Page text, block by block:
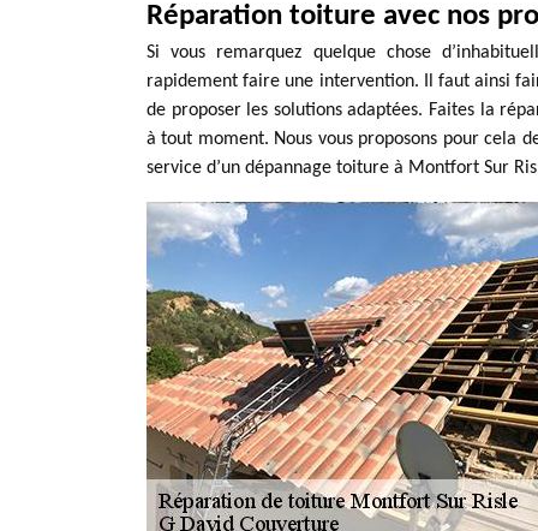
Réparation toiture avec nos
Si vous remarquez quelque chose
rapidement faire une intervention. Il faut ainsi
de proposer les solutions adaptées. Faites la
à tout moment. Nous vous proposons pour cela
service d’un dépannage toiture à Montfort Sur